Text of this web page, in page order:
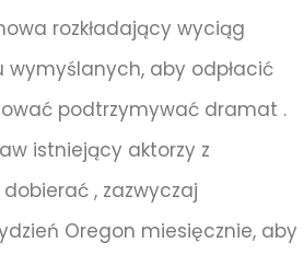
rozkładający wyciąg
wymyślanych, aby odpłacić
podtrzymywać dramat .
istniejący aktorzy z
, zazwyczaj
Oregon miesięcznie, aby